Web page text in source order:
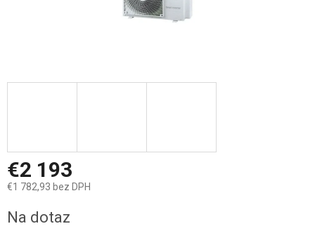
€2 193
€1 782,93 bez DPH
cena:
Na dotaz